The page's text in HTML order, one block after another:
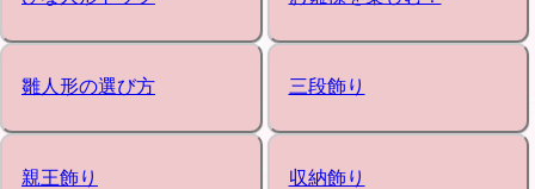
雛人形の選び方 三段飾り
親王飾り 収納飾り